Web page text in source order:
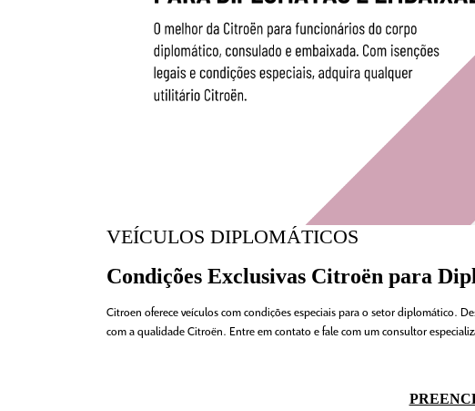
VEÍCULOS DIPLOMÁTICOS
Condições Exclusivas Citroën para
Citroen oferece veículos com condições especiais para o setor diplomático.
com a qualidade Citroën. Entre em contato e fale com um consultor